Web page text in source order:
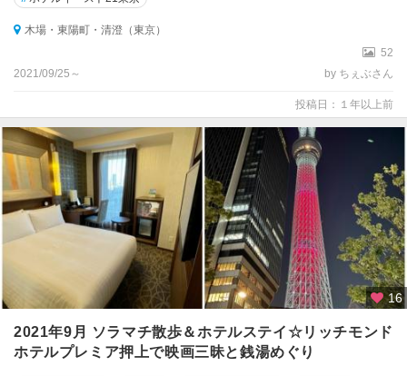
木場・東陽町・清澄（東京）
52
2021/09/25～
by ちぇぶさん
投稿日：１年以上前
16
2021年9月 ソラマチ散歩＆ホテルステイ☆リッチモンド
ホテルプレミア押上で映画三昧と銭湯めぐり